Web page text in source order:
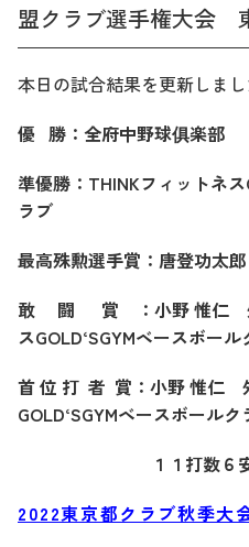
盟クラブ選手権大会
本日の試合結果を更新しまし
優 勝：全府中野球俱楽部
準優勝： THINKフィットネス
ラブ
最高殊勲選手賞：唐登功太
敢 闘
賞 ：小野 惟仁
スGOLD‘SGYMベースボール
首 位 打 者 賞：小野 惟仁
GOLD‘SGYMベースボールク
１１打数６
2022東京都クラブ秋季